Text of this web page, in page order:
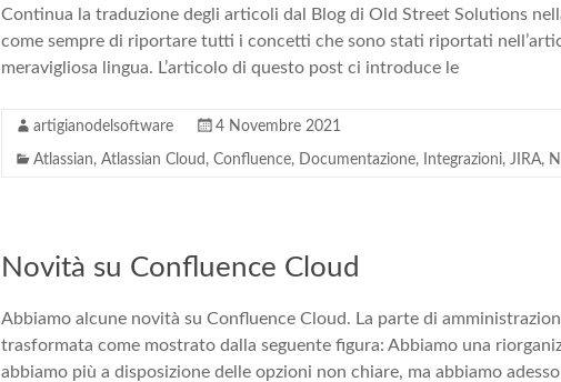
Continua la traduzione degli articoli dal Blog di Old Street Solutions
come sempre di riportare tutti i concetti che sono stati riportati
meravigliosa lingua. L’articolo di questo post ci introduce le
artigianodelsoftware 4 Novembre 2021
Atlassian, Atlassian Cloud , Confluence, Documentazione, Integrazioni, JIRA,
Novità su Confluence Cloud
Abbiamo alcune novità su Confluence Cloud. La parte di
trasformata come mostrato dalla seguente figura: Abbiamo una
abbiamo più a disposizione delle opzioni non chiare, ma abbiamo